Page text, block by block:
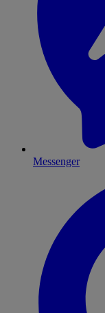
Messenger